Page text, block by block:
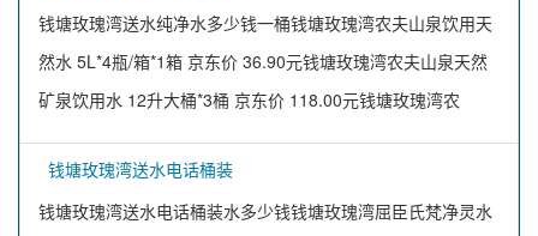
钱塘玫瑰湾送水纯净水多少钱一桶钱塘玫瑰湾农夫山泉饮用天
然水 5L*4瓶/箱*1箱 京东价 36.90元钱塘玫瑰湾农夫山泉天然
矿泉饮用水 12升大桶*3桶 京东价 118.00元钱塘玫瑰湾农
钱塘玫瑰湾送水电话桶装
钱塘玫瑰湾送水电话桶装水多少钱钱塘玫瑰湾屈臣氏梵净灵水